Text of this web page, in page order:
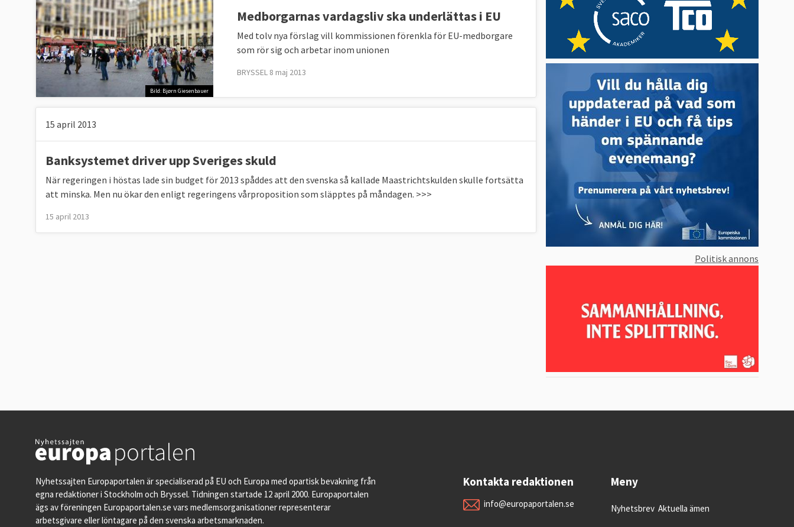
Bild: Bjørn Giesenbauer
Medborgarnas vardagsliv ska underlättas i EU
Med tolv nya förslag vill kommissionen förenkla för EU-medborgare
som rör sig och arbetar inom unionen
BRYSSEL 8 maj 2013
15 april 2013
Banksystemet driver upp Sveriges skuld
När regeringen i höstas lade sin budget för 2013 spåddes att den svenska så kallade Maastrichtskulden skulle fortsätta
att minska. Men nu ökar den enligt regeringens vårproposition som släpptes på måndagen. >>>
15 april 2013
Politisk annons
Nyhetssajten Europaportalen är specialiserad på EU och Europa med opartisk bevakning från
egna redaktioner i Stockholm och Bryssel. Tidningen startade 12 april 2000. Europaportalen
ägs av föreningen Europaportalen.se vars medlemsorganisationer representerar
arbetsgivare eller löntagare på den svenska arbetsmarknaden.
Kontakta redaktionen
info@europaportalen.se
Meny
Nyhetsbrev Aktuella ämen